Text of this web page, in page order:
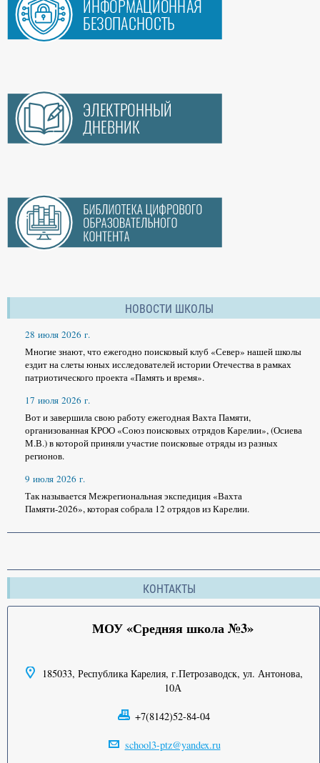
НОВОСТИ ШКОЛЫ
28 июля 2026 г.
Многие знают, что ежегодно поисковый клуб «Север» нашей школы
ездит на слеты юных исследователей истории Отечества в рамках
патриотического проекта «Память и время».
17 июля 2026 г.
Вот и завершила свою работу ежегодная Вахта Памяти,
организованная КРОО «Союз поисковых отрядов Карелии», (Осиева
М.В.) в которой приняли участие поисковые отряды из разных
регионов.
9 июля 2026 г.
Так называется Межрегиональная экспедиция «Вахта
Памяти-2026», которая собрала 12 отрядов из Карелии.
КОНТАКТЫ
МОУ «Средняя школа №3»
185033, Республика Карелия, г.Петрозаводск, ул. Антонова,
10А
+7(8142)52-84-04
school3-ptz@yandex.ru